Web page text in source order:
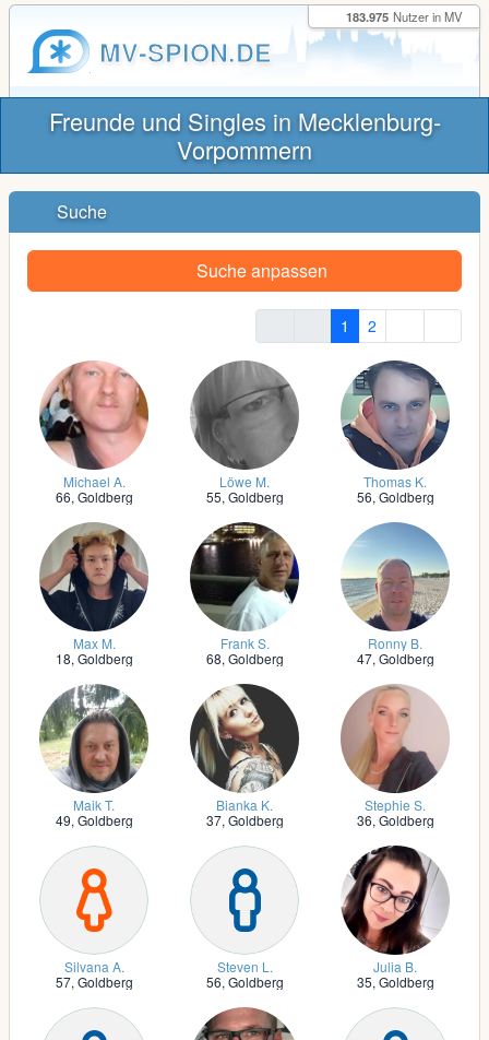
MV-SPION.DE
183.975 Nutzer in MV
Freunde und Singles in Mecklenburg-
Vorpommern
Suche
Suche anpassen
1 2
Michael A.
66, Goldberg
Löwe M.
55, Goldberg
Thomas K.
56, Goldberg
Max M.
18, Goldberg
Frank S.
68, Goldberg
Ronny B.
47, Goldberg
Maik T.
49, Goldberg
Bianka K.
37, Goldberg
Stephie S.
36, Goldberg
Silvana A.
57, Goldberg
Steven L.
56, Goldberg
Julia B.
35, Goldberg